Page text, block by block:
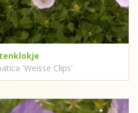
'Weisse Clips'